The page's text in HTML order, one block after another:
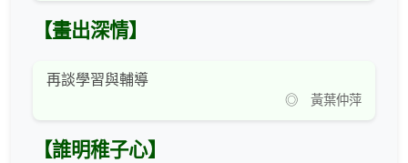
【畫出深情】
再談學習與輔導
◎ 黃葉仲萍
【誰明稚子心】